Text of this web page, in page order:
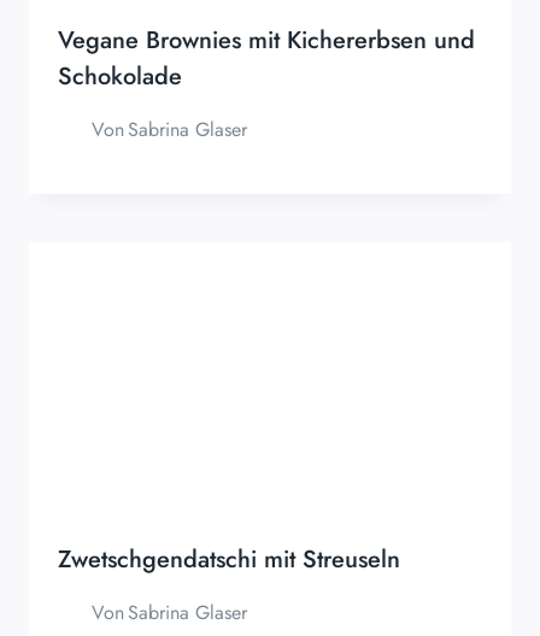
Vegane Brownies mit Kichererbsen und
Schokolade
VonSabrina Glaser
Zwetschgendatschi mit Streuseln
VonSabrina Glaser